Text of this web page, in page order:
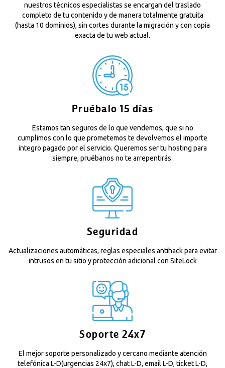
nuestros técnicos especialistas se encargan del traslado
completo de tu contenido y de manera totalmente gratuita
(hasta 10 dominios), sin cortes durante la migración y con copia
exacta de tu web actual.
Pruébalo 15 días
Estamos tan seguros de lo que vendemos, que si no
cumplimos con lo que prometemos te devolvemos el importe
integro pagado por el servicio. Queremos ser tu hosting para
siempre, pruébanos no te arrepentirás.
Seguridad
Actualizaciones automáticas, reglas especiales antihack para evitar
intrusos en tu sitio y protección adicional con SiteLock
Soporte 24x7
El mejor soporte personalizado y cercano mediante atención
telefónica L-D(urgencias 24x7), chat L-D, email L-D, ticket L-D,